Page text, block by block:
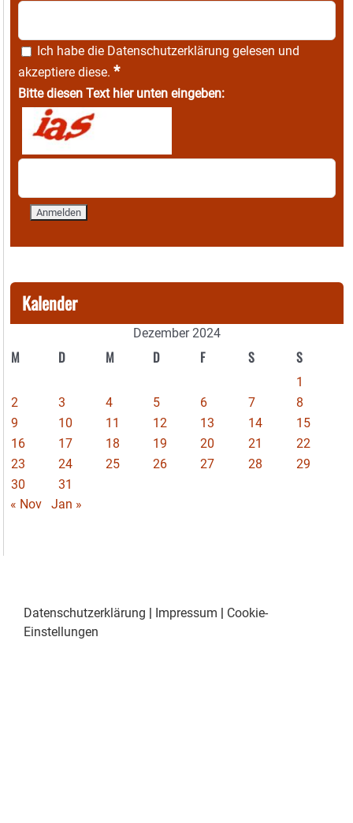
Ich habe die Datenschutzerklärung gelesen und
akzeptiere diese. *
Bitte diesen Text hier unten eingeben:
Kalender
Dezember 2024
M D M D F S S
1
2
3 4 5 6 7
8
9
10 11 12 13 14
15
16
17 18 19 20 21
22
23
24 25 26 27 28
29
30
31
« Nov
Jan »
Datenschutzerklärung | Impressum | Cookie-
Einstellungen